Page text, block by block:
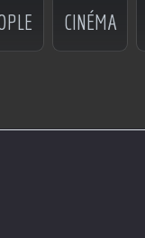
CINÉMA